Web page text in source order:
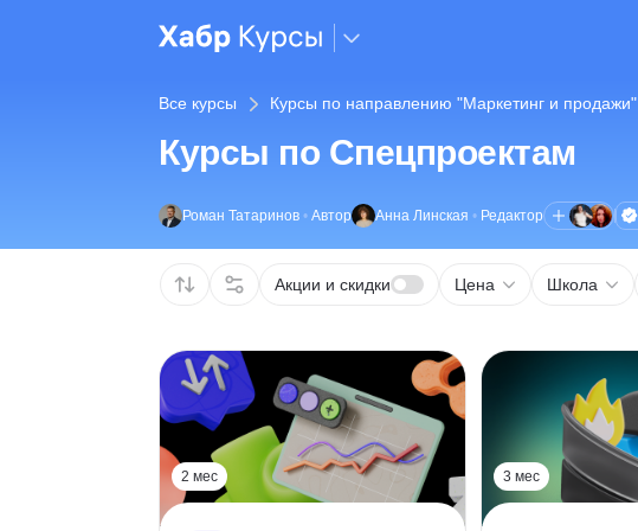
Все курсы Курсы по направлению "Маркетинг и продажи"
Курсы по Спецпроектам
Роман Татаринов • Автор Анна Линская • Редактор
Акции и скидки Цена Школа
2 мес 3 мес